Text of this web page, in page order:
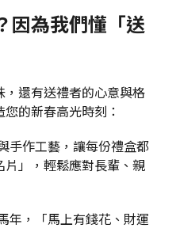
因為我們懂「送
還有送禮者的心意與格
的新春高光時刻：
手作工藝，讓每份禮盒都
」，輕鬆應對長輩、親
年，「馬上有錢花、財運